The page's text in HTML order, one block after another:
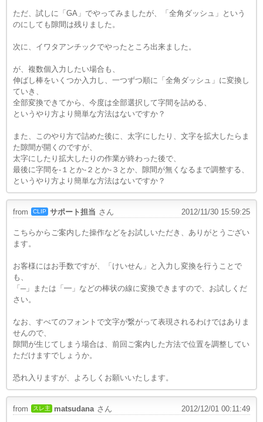
ただ、試しに「GA」でやってみましたが、「全角ダッシュ」という
のにしても隙間は残りました。
次に、イワタアンチックでやったところ出来ました。
が、複数個入力したい場合も、
伸ばし棒をいくつか入力し、一つずつ順に「全角ダッシュ」に変換し
ていき、
全部変換できてから、今度は全部選択して字間を詰める、
というやり方より簡単な方法はないですか？
また、このやり方で詰めた後に、太字にしたり、文字を拡大したらま
た隙間が開くのですが、
太字にしたり拡大したりの作業が終わった後で、
最後に字間を-１とか-２とか-３とか、隙間が無くなるまで調整する、
というやり方より簡単な方法はないですか？
from CLIP サポート担当 さん 2012/11/30 15:59:25
こちらからご案内した操作などをお試しいただき、ありがとうござい
ます。
お客様にはお手数ですが、「けいせん」と入力し変換を行うことで
も、
「─」または「━」などの棒状の線に変換できますので、お試しくだ
さい。
なお、すべてのフォントで文字が繋がって表現されるわけではありま
せんので、
隙間が生じてしまう場合は、前回ご案内した方法で位置を調整してい
ただけますでしょうか。
恐れ入りますが、よろしくお願いいたします。
from スレ主 matsudana さん 2012/12/01 00:11:49